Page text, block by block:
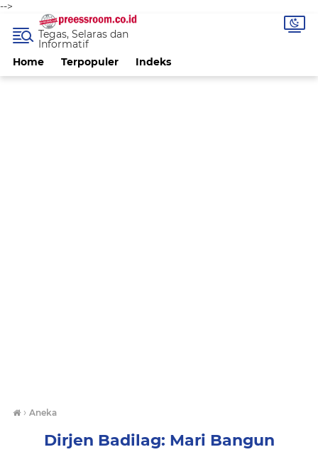
-->
Home Terpopuler Indeks
Tegas, Selaras dan
Informatif
› Aneka
Dirjen Badilag: Mari Bangun